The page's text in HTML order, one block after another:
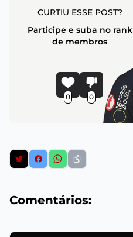
CURTIU ESSE POST?
Participe e suba no rank
de membros
0 0
Comentários: